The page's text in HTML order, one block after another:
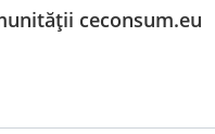
ceconsum.eu